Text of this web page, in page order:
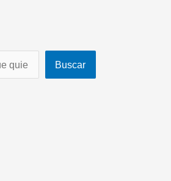
Buscar